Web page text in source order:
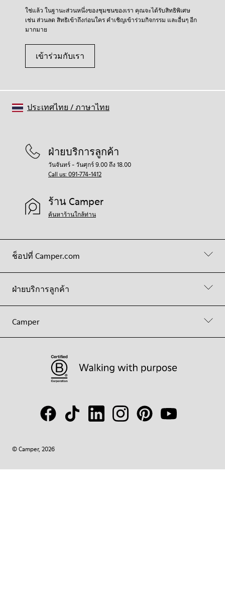
ใช่แล้ว ในฐานะส่วนหนึ่งของชุมชนของเรา คุณจะได้รับสิทธิพิเศษ
เช่น ส่วนลด สิทธิเข้าถึงก่อนใคร คำเชิญเข้าร่วมกิจกรรม และอื่นๆ อีก
มากมาย
เข้าร่วมกับเรา
ช็อปที่ Camper.com
ฝ่ายบริการลูกค้า
Camper
ฝ่ายบริการลูกค้า
วันจันทร์ - วันศุกร์ 9.00 ถึง 18.00
Call us: 091-774-1412
ร้าน Camper
ค้นหาร้านใกล้ท่าน
© Camper, 2026
ประเทศไทย /ภาษาไทย